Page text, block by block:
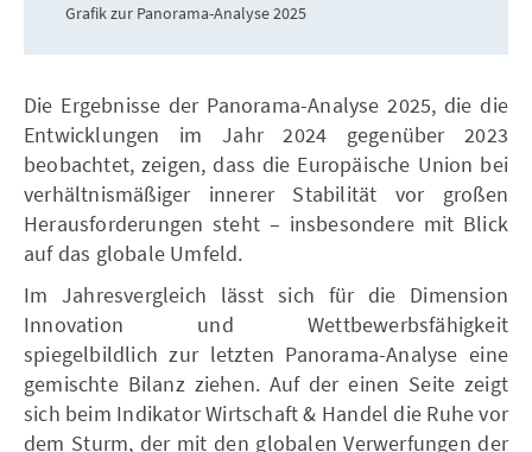
Grafik zur Panorama-Analyse 2025
Die Ergebnisse der Panorama-Analyse 2025, die die
Entwicklungen im Jahr 2024 gegenüber 2023
beobachtet, zeigen, dass die Europäische Union bei
verhältnismäßiger innerer Stabilität vor großen
Herausforderungen steht – insbesondere mit Blick
auf das globale Umfeld.
Im Jahresvergleich lässt sich für die Dimension
Innovation und Wettbewerbsfähigkeit
spiegelbildlich zur letzten Panorama-Analyse eine
gemischte Bilanz ziehen. Auf der einen Seite zeigt
sich beim Indikator Wirtschaft & Handel die Ruhe vor
dem Sturm, der mit den globalen Verwerfungen der